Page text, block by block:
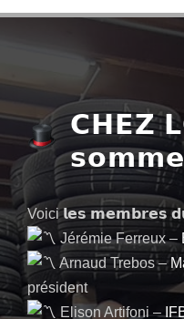
𝗖𝗛𝗘𝗭
Voici 𝗹𝗲𝘀 𝗺𝗲𝗺𝗯𝗿𝗲𝘀
Jérémie Ferreux–
Arnaud Trebos–
président
Elison Artifoni –